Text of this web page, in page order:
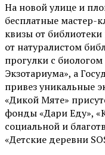
На новой улице и
бесплатные мастер-
квизы от
от натуралистом
прогулки с биологом
Экзотариума», а
привез уникальные
«Дикой Мяте»
фонды «Дари Еду»,
социальной и
«Детские деревни